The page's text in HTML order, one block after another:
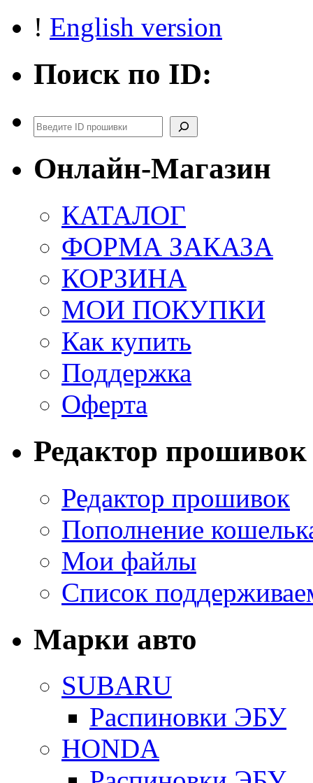
! English version
Поиск по ID:
Поиск
Онлайн-Магазин
КАТАЛОГ
ФОРМА ЗАКАЗА
КОРЗИНА
МОИ ПОКУПКИ
Как купить
Поддержка
Оферта
Редактор прошивок
Редактор прошивок
Пополнение
Мои файлы
Список
Марки авто
SUBARU
Распиновки ЭБУ
HONDA